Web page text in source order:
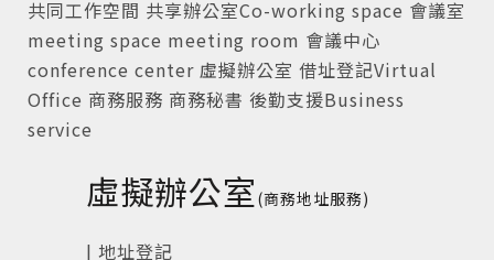
虛擬辦公室 (商務地址服務)
| 地址登記